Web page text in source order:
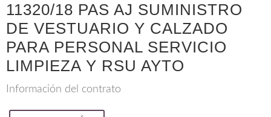
11320/18 PAS AJ SUMINISTRO
DE VESTUARIO Y CALZADO
PARA PERSONAL SERVICIO
LIMPIEZA Y RSU AYTO
Información del contrato